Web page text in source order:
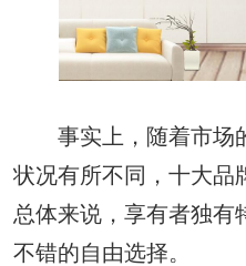
事实上，随着市场
状况有所不同，十大品
总体来说，享有者独有
不错的自由选择。